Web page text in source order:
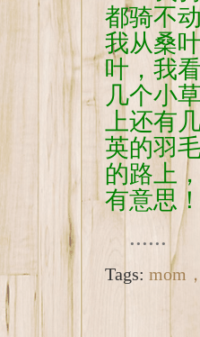
都骑不
我从桑
叶，我
几个小
上还有
英的羽
的路上
有意思
......
Tags: mom